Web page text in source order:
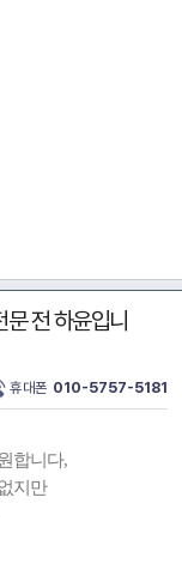
전 하윤입니
휴대폰 010-5757-5181
합니다,
지만